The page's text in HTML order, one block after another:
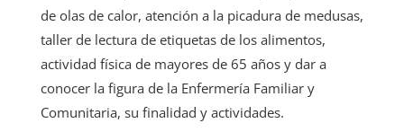
de olas de calor, atención a la picadura de medusas,
taller de lectura de etiquetas de los alimentos,
actividad física de mayores de 65 años y dar a
conocer la figura de la Enfermería Familiar y
Comunitaria, su finalidad y actividades.